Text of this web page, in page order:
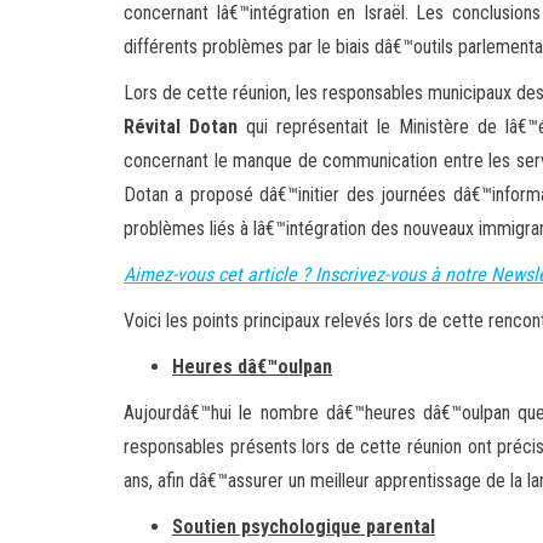
concernant lâ€™intégration en Israël. Les
différents problèmes par le biais dâ€™outils
Lors de cette réunion, les responsables municipaux
Révital Dotan qui représentait le Ministère de
concernant le manque de communication entre les
Dotan a proposé dâ€™initier des journées
problèmes liés à lâ€™intégration des nouveaux
Aimez-vous cet article ? Inscrivez-vous à notre
Voici les points principaux relevés lors de cette
Heures dâ€™oulpan
Aujourdâ€™hui le nombre dâ€™heures dâ€™oulpan
responsables présents lors de cette réunion ont
ans, afin dâ€™assurer un meilleur apprentissage de la
Soutien psychologique parental